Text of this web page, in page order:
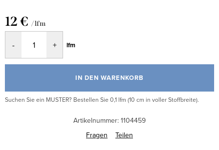
12 € / lfm
lfm
IN DEN WARENKORB
Suchen Sie ein MUSTER? Bestellen Sie 0,1 lfm (10 cm in voller Stoffbreite).
Artikelnummer: 1104459
Fragen
Teilen